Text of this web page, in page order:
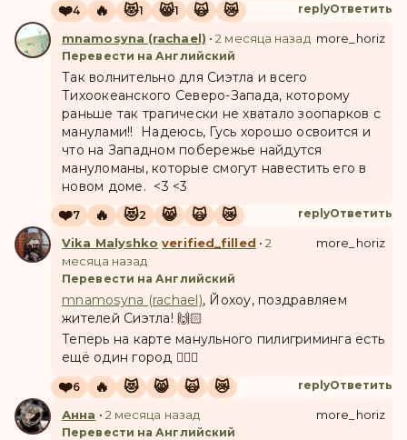
❤️4 🔥 😻1 😸1 🙀 😿 replyОтветить
mnamosyna (rachael) •2 месяца назад
Перевести на Английский
more_horiz
Так волнительно для Сиэтла и всего
Тихоокеанского Северо-Запада, которому
раньше так трагически не хватало зоопарков с
манулами!! Надеюсь, Гусь хорошо освоится и
что на Западном побережье найдутся
мануломаны, которые смогут навестить его в
новом доме. <3 <3
❤️7 🔥 😻2 😸 🙀 😿 replyОтветить
Vika Malyshko verified_filled •2
месяца назад
Перевести на Английский
more_horiz
mnamosyna (rachael), Йохоу, поздравляем
жителей Сиэтла! 🙌🏻
Теперь на карте манульного пилигриминга есть
ещё один город 👍🏼🔥
❤️6 🔥 😻 😸 🙀 😿 replyОтветить
Анна • 2 месяца назад
Перевести на Английский
more_horiz